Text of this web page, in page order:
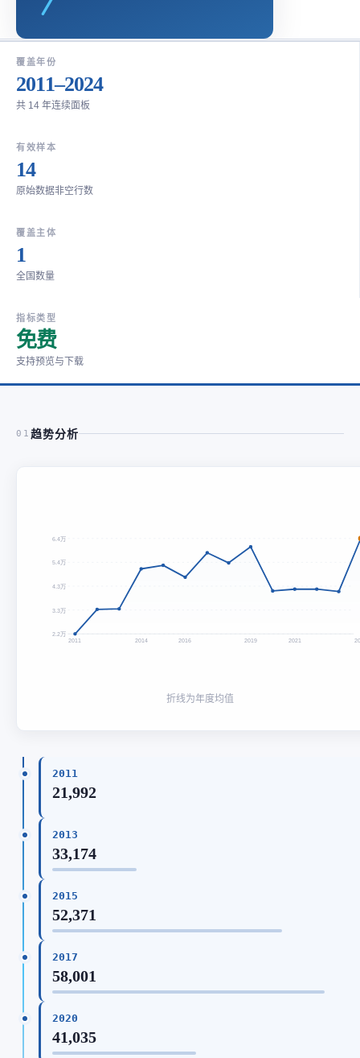
覆盖年份
2011–2024
共 14 年连续面板
有效样本
14
原始数据非空行数
覆盖主体
1
全国数量
指标类型
免费
支持预览与下载
01 趋势分析
6.4万
5.4万
4.3万
3.3万
2.2万
2011 2014 2016 2019 2021
折线为年度均值
2011
21,992
2013
33,174
2015
52,371
2017
58,001
2020
41,035